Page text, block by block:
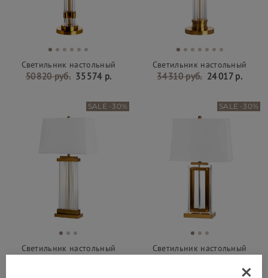
Светильник настольный
50 820 руб. 35 574 р.
Светильник настольный
34 310 руб. 24 017 р.
Светильник настольный
SALE -30%
Светильник настольный
SALE -30%
×